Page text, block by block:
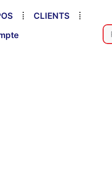
CLIENTS